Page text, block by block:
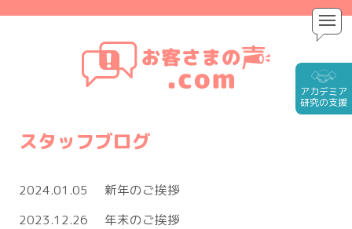
アカデミア
研究の支援
スタッフブログ
2024.01.05
新年のご挨拶
2023.12.26
年末のご挨拶